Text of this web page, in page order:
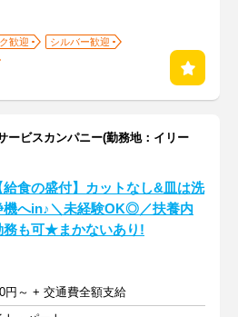
歓迎
シルバー歓迎
ービスカンパニー(勤務地：イリー
給食の盛付】カットなし&皿は洗
機へin♪＼未経験OK◎／扶養内
務も可★まかないあり!
円～ + 交通費全額支給